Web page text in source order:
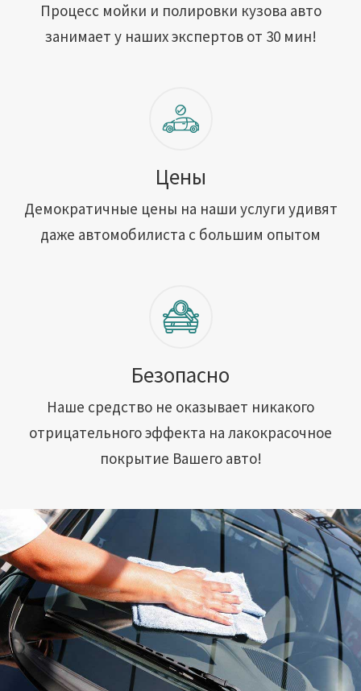
Процесс мойки и полировки кузова авто
занимает у наших экспертов от 30 мин!
Цены
Демократичные цены на наши услуги удивят
даже автомобилиста с большим опытом
Безопасно
Наше средство не оказывает никакого
отрицательного эффекта на лакокрасочное
покрытие Вашего авто!